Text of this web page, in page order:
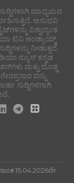
ಮಾಧ್ಯಮದ
ಅನುಭವಿ
ವಿಶ್ವಾದ್ಯಂತ
ಟಿವಿ ಆಂಡ್ರಾಯ್ಡ್
ನೀಡುತ್ತದೆ.
ನ್ಯೂಸ್ ಕನ್ನಡ
ಮತ್ತು ದೊಡ್ಡ
ವನ್ನು
ಸುದ್ದಿಗಳಿಗಾಗಿ
15.04.2026ನೇ